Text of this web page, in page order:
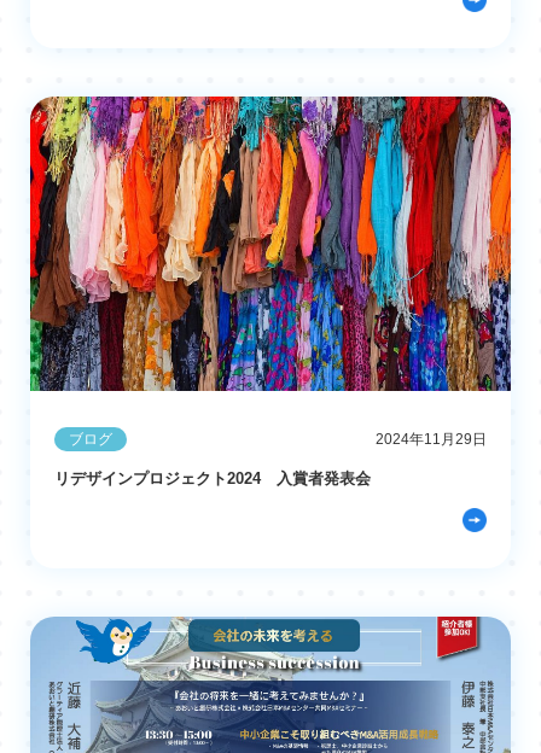
ブログ 2024年11月29日
リデザインプロジェクト2024 入賞者発表会